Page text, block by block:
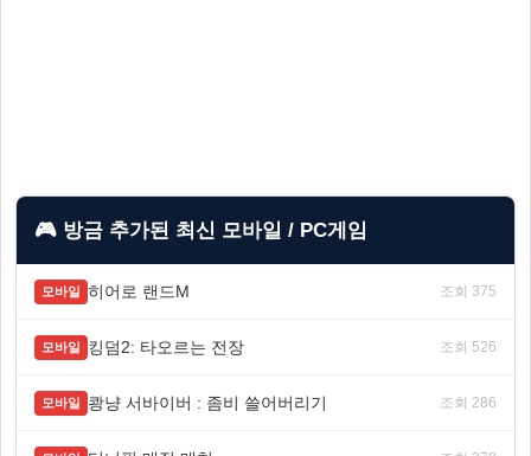
🎮 방금 추가된 최신 모바일 / PC게임
모바일 히어로 랜드M 조회 375
모바일 킹덤2: 타오르는 전장 조회 526
모바일 쾅냥 서바이버 : 좀비 쓸어버리기 조회 286